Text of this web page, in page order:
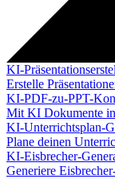
KI-
Erstelle
KI-PDF-zu-PPT-
Mit KI Dokumente
KI-Unterrichtsplan-
Plane deinen
KI-Eisbrecher-
Generiere